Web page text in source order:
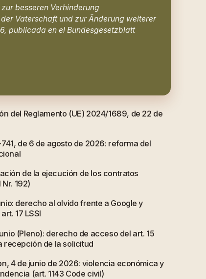
besseren Verhinderung
Vaterschaft und zur Änderung weiterer
publicada en el Bundesgesetzblatt
del Reglamento (UE) 2024/1689, de 22 de
de 6 de agosto de 2026: reforma del
de la ejecución de los contratos
192)
derecho al olvido frente a Google y
17 LSSI
(Pleno): derecho de acceso del art. 15
recepción de la solicitud
4 de junio de 2026: violencia económica y
(art. 1143 Code civil)